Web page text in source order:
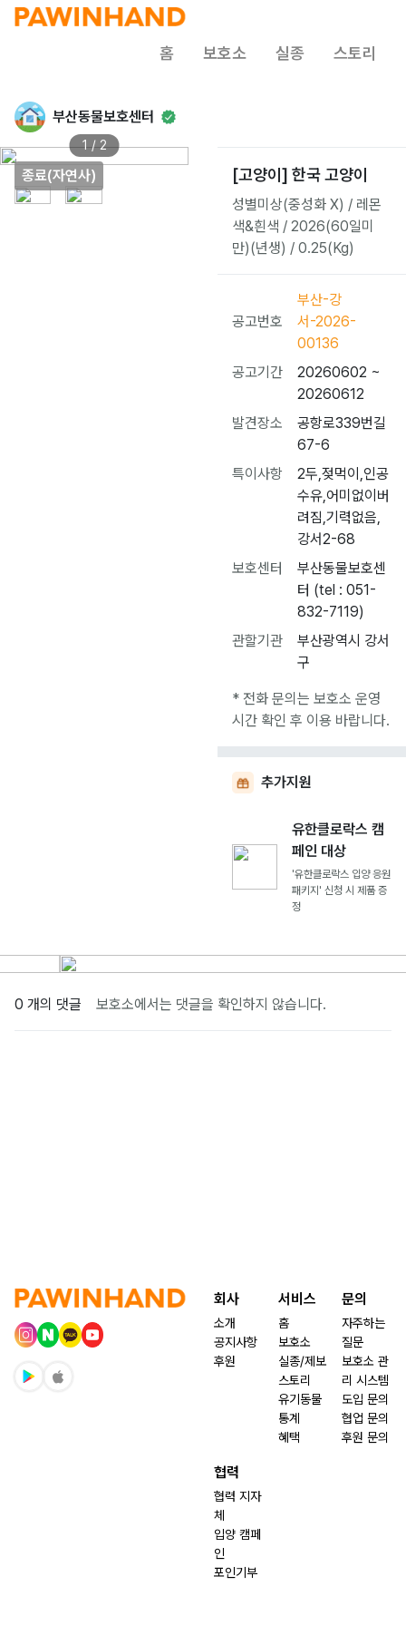
홈 보호소 실종 스토리
부산동물보호센터
종료(자연사)
1 / 2
[고양이] 한국 고양이
성별미상(중성화 X) / 레몬
색&흰색 / 2026(60일미
만)(년생) / 0.25(Kg)
공고번호
부산-강
서-2026-
00136
공고기간
20260602 ~
20260612
발견장소
공항로339번길
67-6
특이사항
2두,젖먹이,인공
수유,어미없이버
려짐,기력없음,
강서2-68
보호센터
부산동물보호센
터 (tel : 051-
832-7119)
관할기관
부산광역시 강서
구
* 전화 문의는 보호소 운영
시간 확인 후 이용 바랍니다.
추가지원
유한클로락스 캠
페인 대상
'유한클로락스 입양 응원
패키지' 신청 시 제품 증
정
0 개의 댓글 보호소에서는 댓글을 확인하지 않습니다.
회사
소개
공지사항
후원
서비스
홈
보호소
실종/제보
스토리
유기동물
통계
혜택
문의
자주하는
질문
보호소 관
리 시스템
도입 문의
협업 문의
후원 문의
협력
협력 지자
체
입양 캠페
인
포인기부